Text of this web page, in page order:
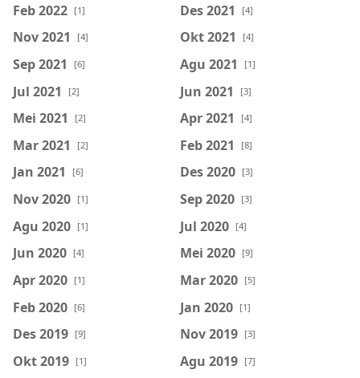
Feb 2022 [1] Des 2021 [4]
Nov 2021 [4] Okt 2021 [4]
Sep 2021 [6] Agu 2021 [1]
Jul 2021 [2] Jun 2021 [3]
Mei 2021 [2] Apr 2021 [4]
Mar 2021 [2] Feb 2021 [8]
Jan 2021 [6] Des 2020 [3]
Nov 2020 [1] Sep 2020 [3]
Agu 2020 [1] Jul 2020 [4]
Jun 2020 [4] Mei 2020 [9]
Apr 2020 [1] Mar 2020 [5]
Feb 2020 [6] Jan 2020 [1]
Des 2019 [9] Nov 2019 [3]
Okt 2019 [1] Agu 2019 [7]